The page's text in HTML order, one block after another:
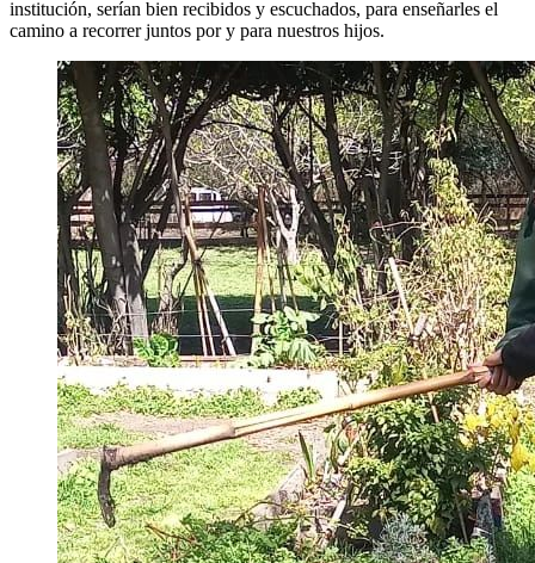
institución, serían bien recibidos y escuchados, para enseñarles el
camino a recorrer juntos por y para nuestros hijos.